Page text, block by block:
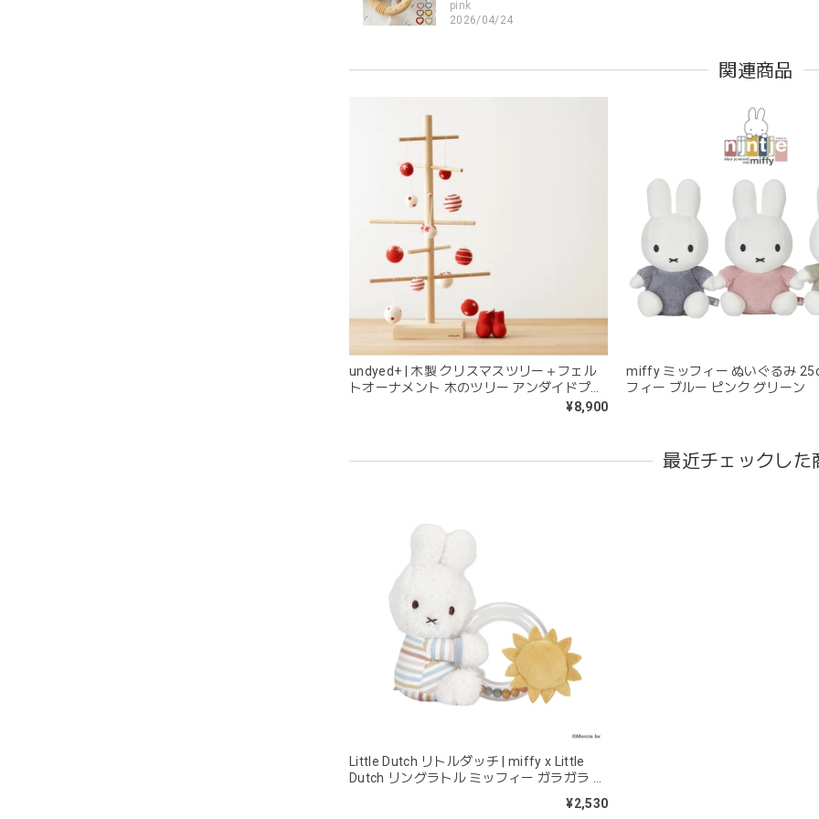
pink
2026/04/24
います。見た目が可愛いので遊んでいる姿もとても可愛いです。また、シリ
潔に保てるのも嬉しいです。
kawaii&born | くまちゃん 歯固めリング シリコン 木
moca
2026/04/24
耳の部分が咥えやすいようでよく遊んでいます。木の部分はじゃぶじゃぶ
目が可愛くて満足です。
blanco ブランコ | tsubu bib つぶビブ ベビースタイ 布製
gray
2026/03/26
グレーを購入しました！手持ちのビブより少し小さい作りでしたがかわいい
きょうりゅう/K60-141
2026/01/28
この度は迅速丁寧な対応をありがとうございました(^^) 梱包も素敵で嬉しいで
ST ストロベリー
2026/01/19
関連商品
undyed+ | 木製 クリスマスツリー＋フェル
トオーナメント 木のツリー アンダイドプラ
¥8,900
miffy ミッフィー ぬいぐるみ
フィー ブルー ピンク グリーン
最近チェックした
Little Dutch リトルダッチ | miffy x Little
Dutch リングラトル ミッフィー ガラガラ 赤
¥2,530